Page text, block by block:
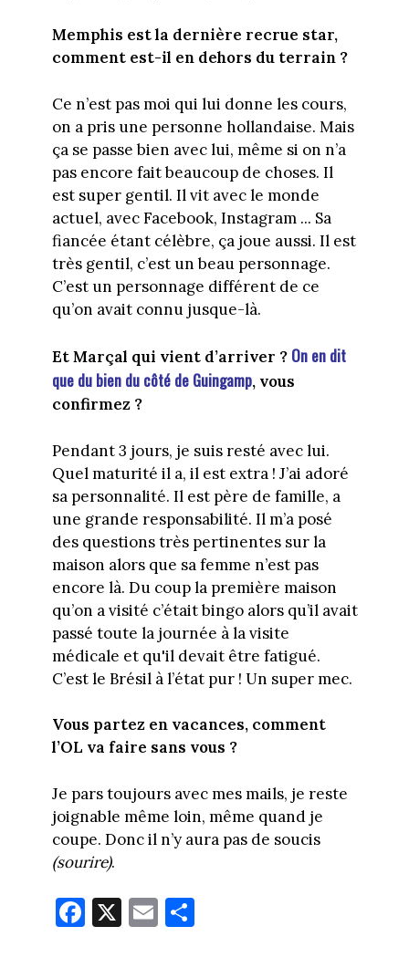
Memphis est la dernière recrue star,
comment est-il en dehors du terrain ?
Ce n’est pas moi qui lui donne les cours,
on a pris une personne hollandaise. Mais
ça se passe bien avec lui, même si on n’a
pas encore fait beaucoup de choses. Il
est super gentil. Il vit avec le monde
actuel, avec Facebook, Instagram ... Sa
fiancée étant célèbre, ça joue aussi. Il est
très gentil, c’est un beau personnage.
C’est un personnage différent de ce
qu’on avait connu jusque-là.
Et Marçal qui vient d’arriver ? On en dit
que du bien du côté de Guingamp, vous
confirmez ?
Pendant 3 jours, je suis resté avec lui.
Quel maturité il a, il est extra ! J’ai adoré
sa personnalité. Il est père de famille, a
une grande responsabilité. Il m’a posé
des questions très pertinentes sur la
maison alors que sa femme n’est pas
encore là. Du coup la première maison
qu’on a visité c’était bingo alors qu’il avait
passé toute la journée à la visite
médicale et qu'il devait être fatigué.
C’est le Brésil à l’état pur ! Un super mec.
Vous partez en vacances, comment
l’OL va faire sans vous ?
Je pars toujours avec mes mails, je reste
joignable même loin, même quand je
coupe. Donc il n’y aura pas de soucis
(sourire).
Fa
ce
X E
m
Pa